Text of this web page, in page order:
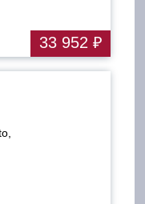
33 952 ₽